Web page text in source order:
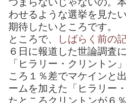
わせるような選挙を見た
期待したいところです。
ところで、
しばらく前の
６日に報道した世論調査
「ヒラリー・クリントン
ころ１％差でマケインと
ームを加えた「ヒラリー
たところクリントンが６